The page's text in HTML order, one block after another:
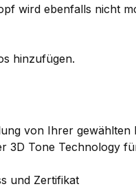
wird ebenfalls nicht
hinzufügen.
von Ihrer gewählten
3D Tone Technology
und Zertifikat